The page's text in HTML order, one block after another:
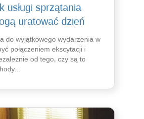
usługi sprzątania
uratować dzień
do wyjątkowego wydarzenia w
połączeniem ekscytacji i
od tego, czy są to